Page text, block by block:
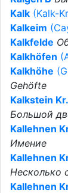
Kalk (Kalk-
Kalkeim
Kalkfelde
Kalkhöfen
Kalkhöhe
Gehöfte
Kalkstein
Большой
Kallehnen
Имение
Kallehnen
Несколько
Kallehnen